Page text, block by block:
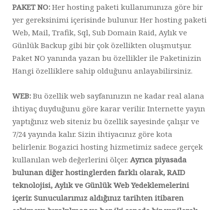
PAKET NO: Her hosting paketi kullanımınıza göre bir
yer gereksinimi içerisinde bulunur. Her hosting paketi
Web, Mail, Trafik, Sql, Sub Domain Raid, Aylık ve
Günlük Backup gibi bir çok özellikten oluşmutşur.
Paket NO yanında yazan bu özellikler ile Paketinizin
Hangi özelliklere sahip olduğunu anlayabilirsiniz.
WEB: Bu özellik web sayfanınızın ne kadar real alana
ihtiyaç duyduğunu göre karar verilir. Internette yayın
yaptığınız web siteniz bu özellik sayesinde çalışır ve
7/24 yayında kalır. Sizin ihtiyacınız göre kota
belirlenir. Bogazici hosting hizmetimiz sadece gerçek
kullanılan web değerlerini ölçer. Ayrıca piyasada
bulunan diğer hostinglerden farklı olarak, RAID
teknolojisi, Aylık ve Günlük Web Yedeklemelerini
içerir. Sunucularımız aldığınız tarihten itibaren